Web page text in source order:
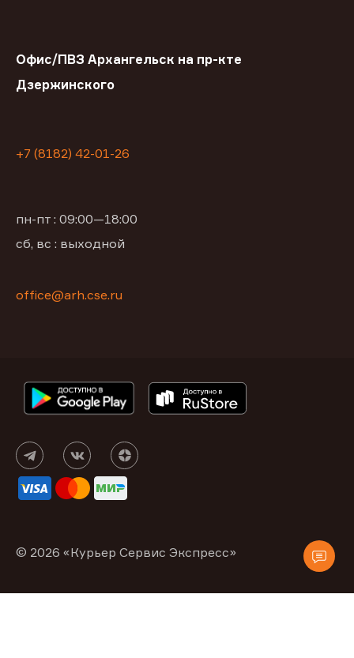
Офис/ПВЗ Архангельск на пр-кте
Дзержинского
+7 (8182) 42-01-26
пн-пт : 09:00—18:00
сб, вс : выходной
office@arh.cse.ru
© 2026 «Курьер Сервис Экспресс»